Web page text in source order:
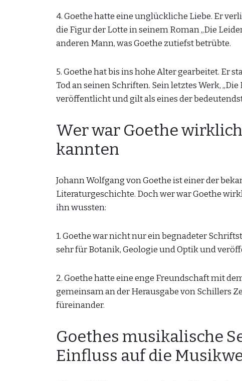
4. Goethe hatte eine unglückliche Liebe. Er
die Figur der Lotte in seinem Roman „Die
anderen Mann, was Goethe zutiefst betrübte.
5. Goethe hat bis ins hohe Alter gearbeitet. Er
Tod an seinen Schriften. Sein letztes Werk,
veröffentlicht und gilt als eines der
Wer war Goethe
kannten
Johann Wolfgang von Goethe ist einer der
Literaturgeschichte. Doch wer war Goethe
ihn wussten:
1. Goethe war nicht nur ein begnadeter
sehr für Botanik, Geologie und Optik und
2. Goethe hatte eine enge Freundschaft mit
gemeinsam an der Herausgabe von Schillers
füreinander.
Goethes musikalische
Einfluss auf die